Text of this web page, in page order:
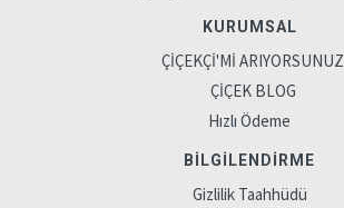
KURUMSAL
ÇİÇEKÇİ'Mİ ARIYORSUNUZ
ÇİÇEK BLOG
Hızlı Ödeme
BILGILENDIRME
Gizlilik Taahhüdü